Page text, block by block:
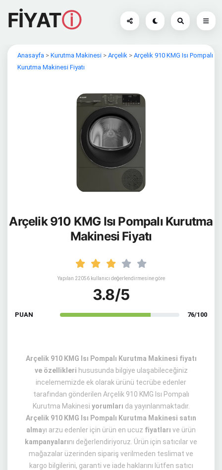
FİYATⓘ
Anasayfa > Kurutma Makinesi > Arçelik > Arçelik 910 KMG Isı Pompalı
Kurutma Makinesi Fiyatı
Arçelik 910 KMG Isı Pompalı Kurutma
Makinesi Fiyatı
Yapılan 22056 kullanıcı değerlendirmesine göre
3.8/5
PUAN 76/100
Arçelik 910 KMG Isı Pompalı Kurutma Makinesi fiyatı
ve özellikleri hususunda bilgiye ulaşabileceğiniz
incelememizde ek olarak ürünü tecrübe edenler
tarafından gönderilen Arçelik 910 KMG Isı Pompalı
Kurutma Makinesi yorumları da yayınlanmaktadır.
Arçelik 910 KMG Isı Pompalı Kurutma Makinesi satın
almayı arzu edenler için ürün en ucuz fiyatları ve ürün
kampanyalarını değerlendiriyoruz. Ürün için satıcılar ve
mağazalar üzerinden sipariş verilmeden teslimat ve
kargo bilgilerini, garanti ve iade haklarını lütfen satıcı